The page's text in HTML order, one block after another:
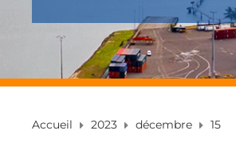
Accueil 2023 décembre 15